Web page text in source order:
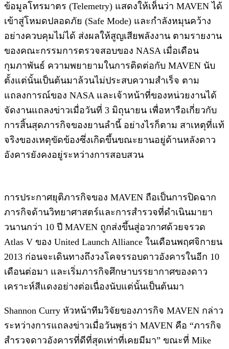
ข้อมูลโทรมาตร (Telemetry) แสดงให้เห็นว่า MAVEN ได้
เข้าสู่โหมดปลอดภัย (Safe Mode) และกำลังหมุนคว้าง
อย่างควบคุมไม่ได้ ส่งผลให้สูญเสียพลังงาน ตามรายงาน
ของคณะกรรมการตรวจสอบของ NASA เมื่อเดือน
กุมภาพันธ์ ความพยายามในการติดต่อกับ MAVEN นับ
ตั้งแต่นั้นเป็นต้นมาล้วนไม่ประสบความสำเร็จ ตาม
แถลงการณ์ของ NASA และเจ้าหน้าที่ของหน่วยงานได้
จัดงานแถลงข่าวเมื่อวันที่ 3 มิถุนายน เพื่อหารือเกี่ยวกับ
การสิ้นสุดภารกิจของยานลำนี้ อย่างไรก็ตาม สาเหตุที่แท้
จริงของเหตุขัดข้องซึ่งเกิดขึ้นขณะยานอยู่ด้านหลังดาว
อังคารยังคงอยู่ระหว่างการสอบสวน
การประกาศยุติภารกิจของ MAVEN ถือเป็นการปิดฉาก
ภารกิจด้านวิทยาศาสตร์และการสำรวจที่ดำเนินมายา
วนานกว่า 10 ปี MAVEN ถูกส่งขึ้นสู่อวกาศด้วยจรวด
Atlas V ของ United Launch Alliance ในเดือนพฤศจิกายน
2013 ก่อนจะเดินทางถึงวงโคจรรอบดาวอังคารในอีก 10
เดือนต่อมา และเริ่มภารกิจศึกษาบรรยากาศของดาว
เคราะห์สีแดงอย่างต่อเนื่องนับแต่นั้นเป็นต้นมา
Shannon Curry หัวหน้าทีมวิจัยของภารกิจ MAVEN กล่าว
ระหว่างการแถลงข่าวเมื่อวันพุธว่า MAVEN คือ “ภารกิจ
สำรวจดาวอังคารที่ดีที่สุดเท่าที่เคยมีมา” ขณะที่ Mike